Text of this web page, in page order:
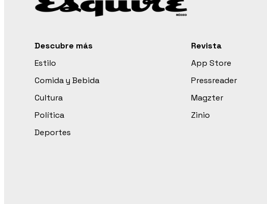
Descubre más
Estilo
Comida y Bebida
Cultura
Política
Deportes
Revista
App Store
Pressreader
Magzter
Zinio